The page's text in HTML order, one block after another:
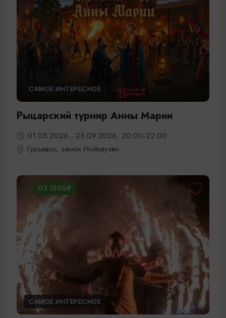
САМОЕ ИНТЕРЕСНОЕ
Рыцарский турнир Анны Марии
01.05.2026 - 25.09.2026, 20:00-22:00
Гурьевск, замок Нойхаузен
ОТ 1200₽
САМОЕ ИНТЕРЕСНОЕ